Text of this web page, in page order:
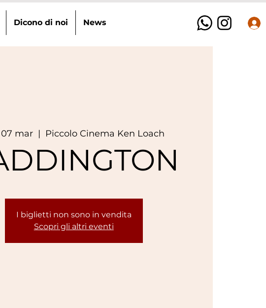
Dicono di noi News
mar
  |
Piccolo Cinema Ken Loach
I biglietti non sono in vendita
Scopri gli altri eventi